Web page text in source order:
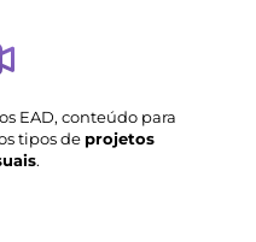
EAD, conteúdo para
tipos de projetos
.